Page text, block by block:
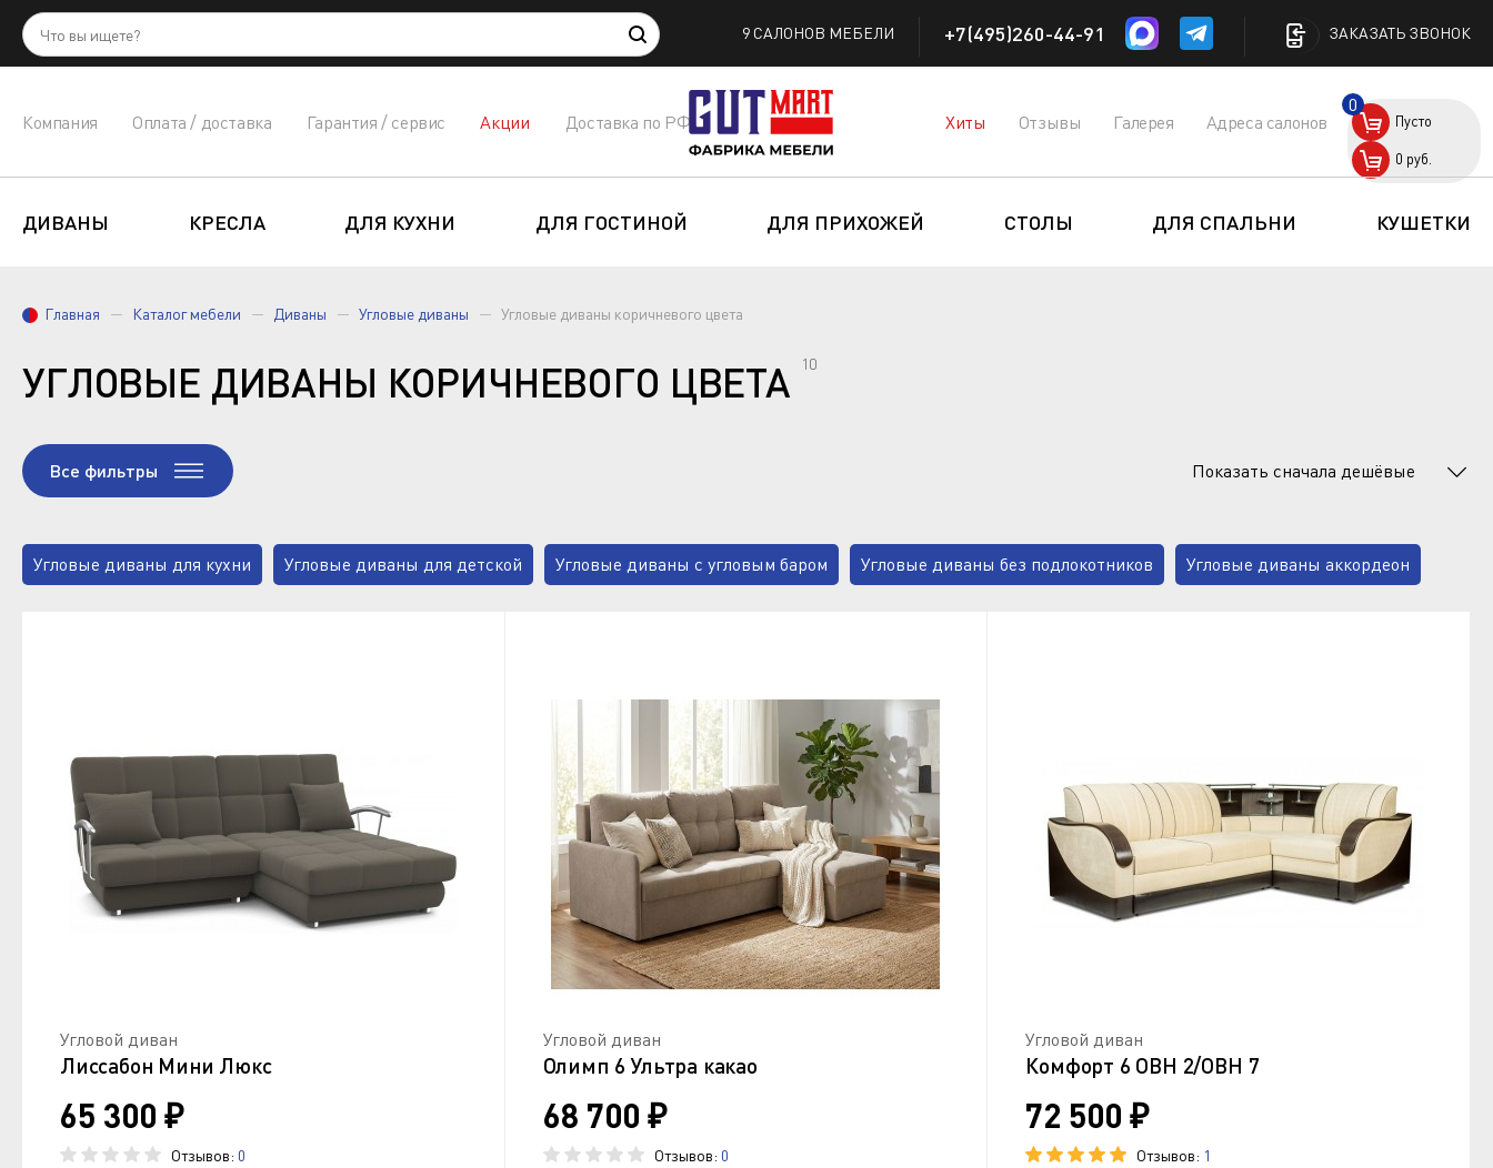
9 САЛОНОВ МЕБЕЛИ +7(495)260-44-91 ЗАКАЗАТЬ ЗВОНОК
Компания Оплата / доставка Гарантия / сервис Акции Доставка по РФ Хиты Отзывы Галерея Адреса салонов Пусто
0
0 руб.
ДИВАНЫ КРЕСЛА ДЛЯ КУХНИ ДЛЯ ГОСТИНОЙ ДЛЯ ПРИХОЖЕЙ СТОЛЫ ДЛЯ СПАЛЬНИ КУШЕТКИ
Главная Каталог мебели Диваны Угловые диваны Угловые диваны коричневого цвета
УГЛОВЫЕ ДИВАНЫ КОРИЧНЕВОГО ЦВЕТА 10
Все фильтры Показать сначала дешёвые
Угловые диваны для кухни Угловые диваны для детской Угловые диваны с угловым баром Угловые диваны без подлокотников Угловые диваны аккордеон
Угловой диван
Лиссабон Мини Люкс
65 300 ₽
Отзывов: 0
Угловой диван
Олимп 6 Ультра какао
68 700 ₽
Отзывов: 0
Угловой диван
Комфорт 6 ОВН 2/ОВН 7
72 500 ₽
Отзывов: 1